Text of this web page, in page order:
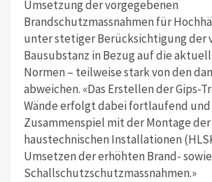
Umsetzung der vorgegebenen
Brandschutzmassnahmen für
unter stetiger Berücksichtigung der
Bausubstanz in Bezug auf die
Normen – teilweise stark von den
abweichen. «Das Erstellen der Gips-
Wände erfolgt dabei fortlaufend
Zusammenspiel mit der Montage
haustechnischen Installationen
Umsetzen der erhöhten Brand- sowie
Schallschutzschutzmassnahmen.»